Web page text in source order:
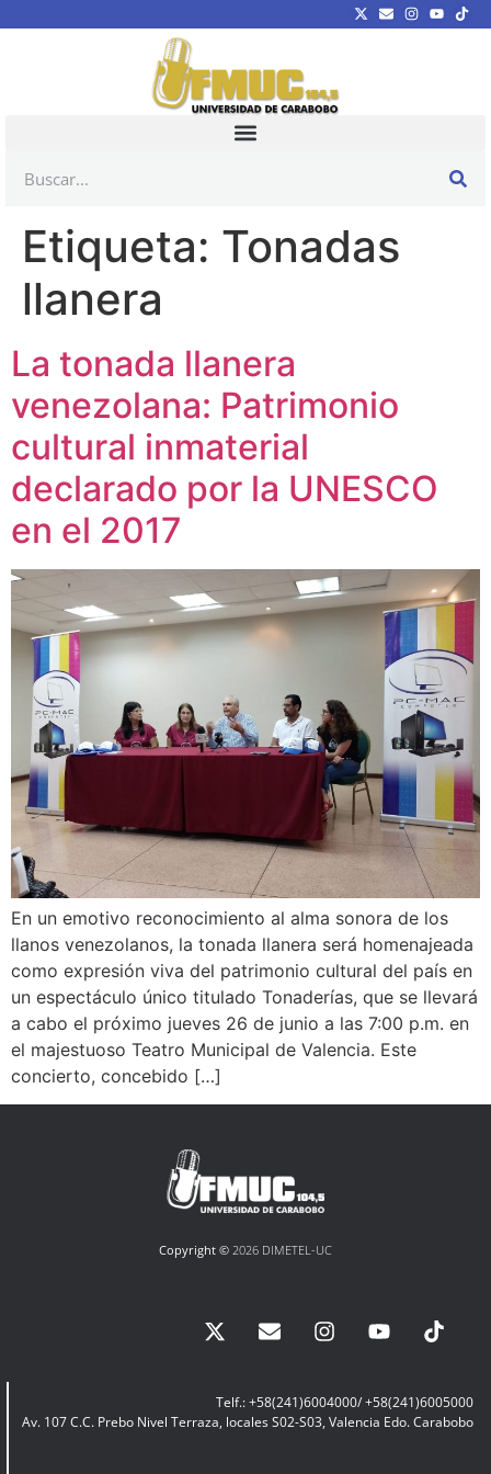
Etiqueta: Tonadas
llanera
La tonada llanera
venezolana: Patrimonio
cultural inmaterial
declarado por la UNESCO
en el 2017
En un emotivo reconocimiento al alma sonora de los
llanos venezolanos, la tonada llanera será homenajeada
como expresión viva del patrimonio cultural del país en
un espectáculo único titulado Tonaderías, que se llevará
a cabo el próximo jueves 26 de junio a las 7:00 p.m. en
el majestuoso Teatro Municipal de Valencia. Este
concierto, concebido […]
Copyright © 2026 DIMETEL-UC
Telf.: +58(241)6004000/ +58(241)6005000
Av. 107 C.C. Prebo Nivel Terraza, locales S02-S03, Valencia Edo. Carabobo